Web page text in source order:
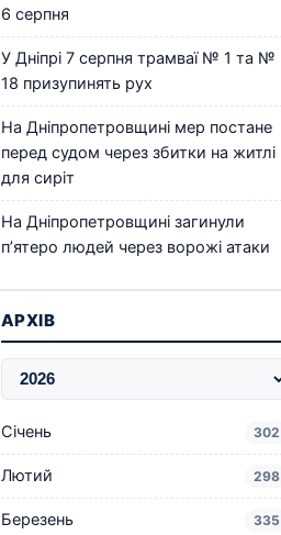
6 серпня
У Дніпрі 7 серпня трамваї № 1 та №
18 призупинять рух
На Дніпропетровщині мер постане
перед судом через збитки на житлі
для сиріт
На Дніпропетровщині загинули
п’ятеро людей через ворожі атаки
АРХІВ
Січень 302
Лютий 298
Березень 335